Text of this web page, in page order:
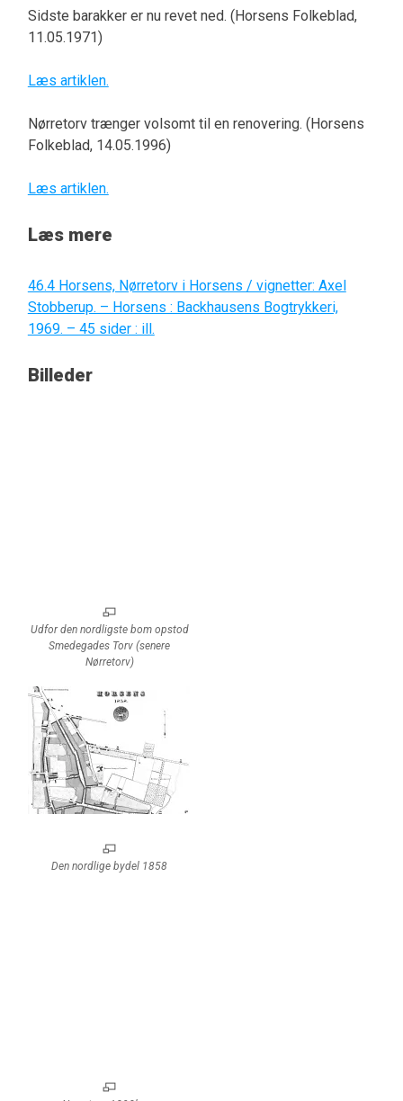
Sidste barakker er nu revet ned. (Horsens Folkeblad,
11.05.1971)
Læs artiklen.
Nørretorv trænger volsomt til en renovering. (Horsens
Folkeblad, 14.05.1996)
Læs artiklen.
Læs mere
46.4 Horsens, Nørretorv i Horsens / vignetter: Axel
Stobberup. – Horsens : Backhausens Bogtrykkeri,
1969. – 45 sider : ill.
Billeder
Udfor den nordligste bom opstod
Smedegades Torv (senere
Nørretorv)
Den nordlige bydel 1858